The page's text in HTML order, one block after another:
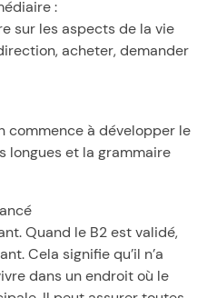
:
sur les aspects de la vie
acheter, demander
commence à développer le
longues et la grammaire
Quand le B2 est validé,
Cela signifie qu’il n’a
dans un endroit où le